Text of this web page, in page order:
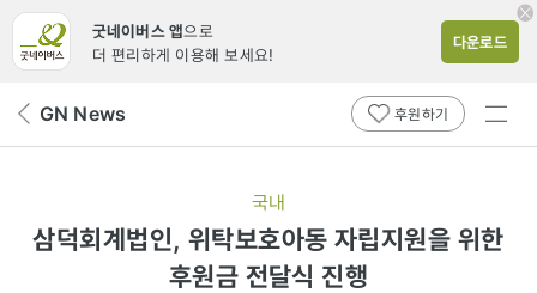
굿네이버스 앱으로
더 편리하게 이용해 보세요!
다운로드
뒤 GN News 후원하기
전체
국내
삼덕회계법인, 위탁보호아동 자립지원을 위한
후원금 전달식 진행